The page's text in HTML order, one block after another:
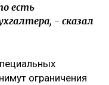
есть
- сказал
ограничения